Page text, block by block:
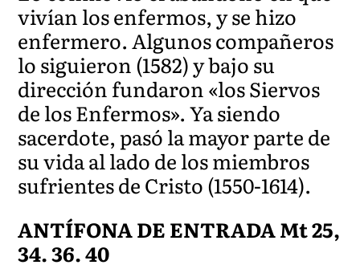
vivían los enfermos, y se hizo
enfermero. Algunos compañeros
lo siguieron (1582) y bajo su
dirección fundaron «los Siervos
de los Enfermos». Ya siendo
sacerdote, pasó la mayor parte de
su vida al lado de los miembros
sufrientes de Cristo (1550-1614).
ANTÍFONA DE ENTRADA Mt 25,
34. 36. 40